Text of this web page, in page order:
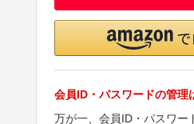
会員ID・パスワードの管理
万が一、会員ID・パスワー